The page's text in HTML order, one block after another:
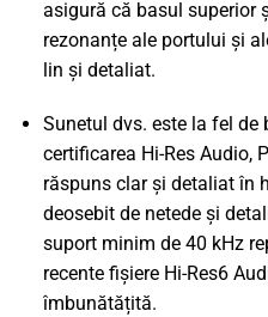
asigură că basul superior
rezonanțe ale portului și
lin și detaliat.
Sunetul dvs. este la fel de
certificarea Hi-Res Audio,
răspuns clar și detaliat în
deosebit de netede și
suport minim de 40 kHz
recente fișiere Hi-Res6
îmbunătățită.